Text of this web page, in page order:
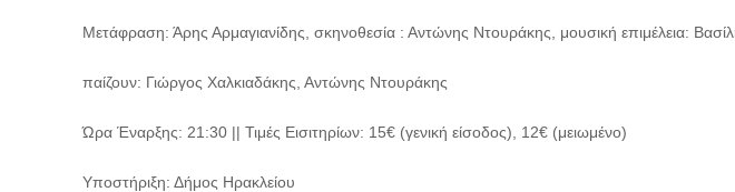
Μετάφραση: Άρης Αρμαγιανίδης, σκηνοθεσία : Αντώνης Ντουράκης, μουσική επιμέλεια:
παίζουν: Γιώργος Χαλκιαδάκης, Αντώνης Ντουράκης
Ώρα Έναρξης: 21:30 || Τιμές Εισιτηρίων: 15€ (γενική είσοδος), 12€ (μειωμένο)
Υποστήριξη: Δήμος Ηρακλείου